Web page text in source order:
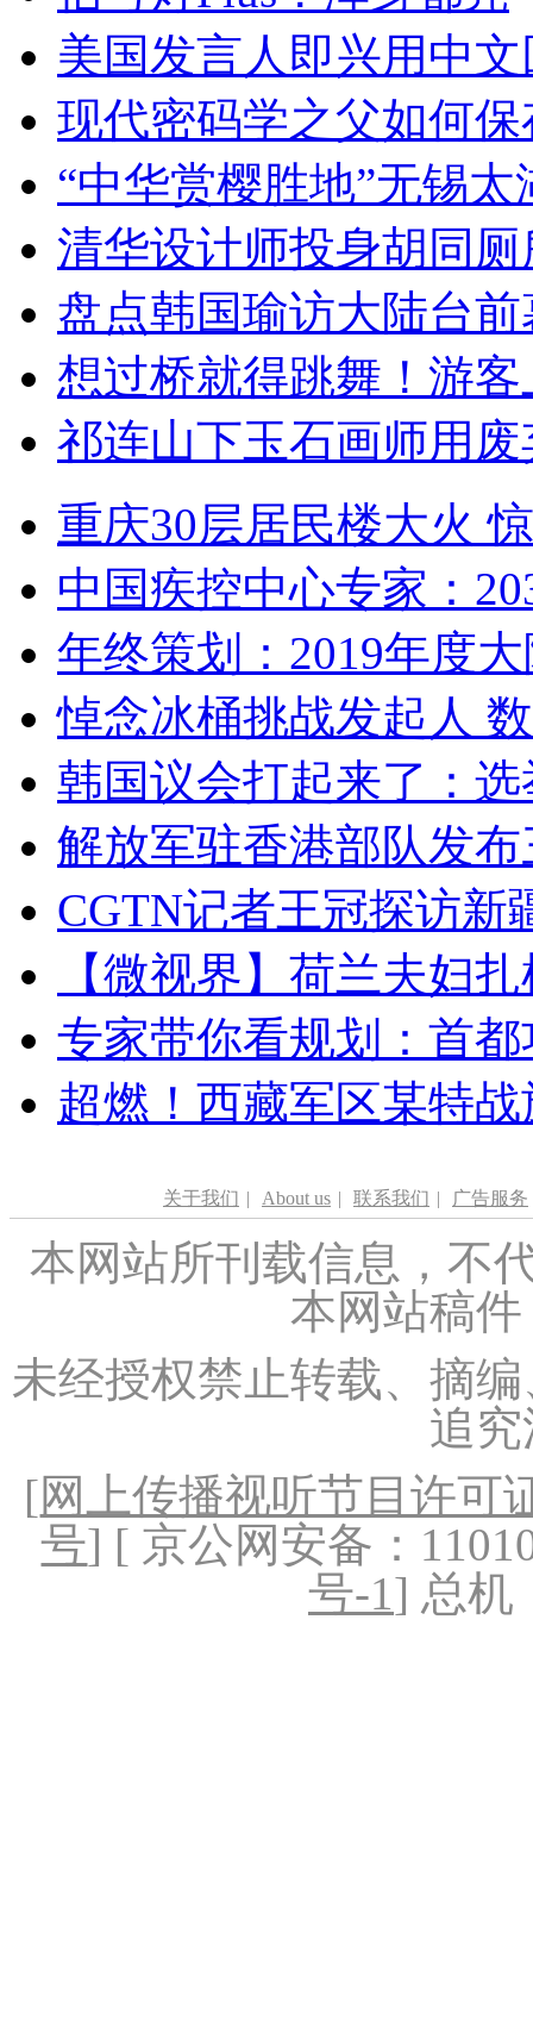
美国发言人即兴用中
现代密码学之父如何
“中华赏樱胜地”无锡
清华设计师投身胡同
盘点韩国瑜访大陆台
想过桥就得跳舞！游客
祁连山下玉石画师用
重庆30层居民楼大火
中国疾控中心专家：
年终策划：2019年度
悼念冰桶挑战发起人
韩国议会打起来了：
解放军驻香港部队发
CGTN记者王冠探访新
【微视界】荷兰夫妇
专家带你看规划：首
超燃！西藏军区某特
关于我们 | About us | 联系我们 | 广告服务
本网站所刊载信息，不
本网站稿
未经授权禁止转载、摘
追
[网上传播视听节目许可
号] [ 京公网安备：
号-1] 总机